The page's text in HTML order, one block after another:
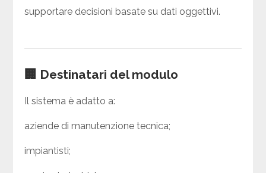
supportare decisioni basate su dati oggettivi.
🏢 Destinatari del modulo
Il sistema è adatto a:
aziende di manutenzione tecnica;
impiantisti;